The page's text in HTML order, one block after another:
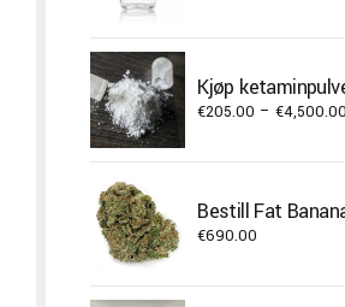
Kjøp
€205.00 – €4,500.00
Bestill Fat
€690.00